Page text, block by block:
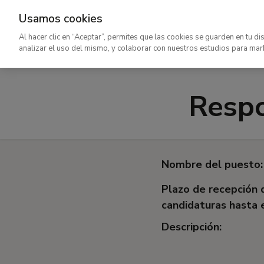
contenido
Nombre del puesto:
Plazo de recepción
candidaturas hasta
Descripción:
Usamos cookies
Al hacer clic en “Aceptar”, permites que las cookies se guarden en tu
analizar el uso del mismo, y colaborar con nuestros estudios para